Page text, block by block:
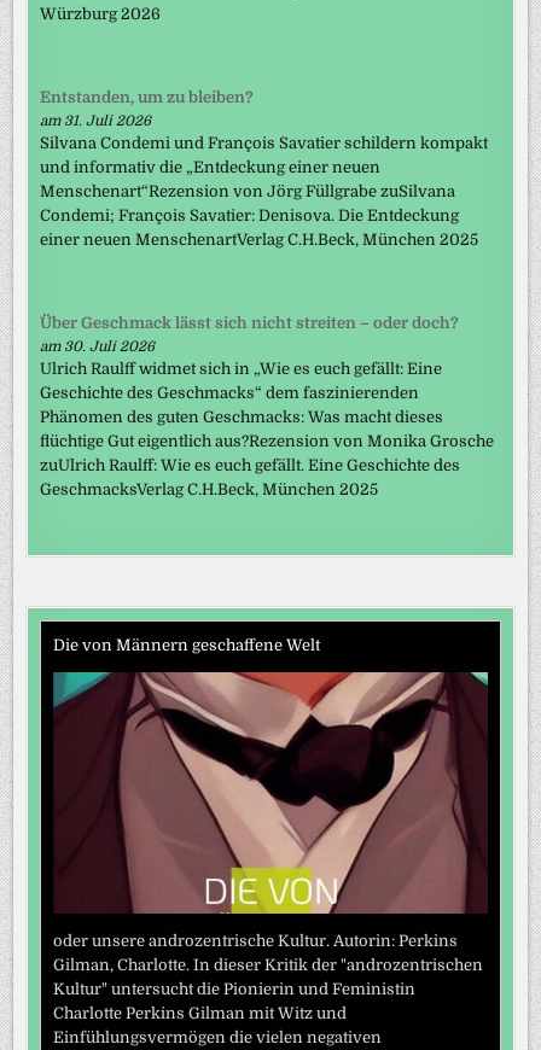
Würzburg 2026
Entstanden, um zu bleiben?
am 31. Juli 2026
Silvana Condemi und François Savatier schildern kompakt
und informativ die „Entdeckung einer neuen
Menschenart“Rezension von Jörg Füllgrabe zuSilvana
Condemi; François Savatier: Denisova. Die Entdeckung
einer neuen MenschenartVerlag C.H.Beck, München 2025
Über Geschmack lässt sich nicht streiten – oder doch?
am 30. Juli 2026
Ulrich Raulff widmet sich in „Wie es euch gefällt: Eine
Geschichte des Geschmacks“ dem faszinierenden
Phänomen des guten Geschmacks: Was macht dieses
flüchtige Gut eigentlich aus?Rezension von Monika Grosche
zuUlrich Raulff: Wie es euch gefällt. Eine Geschichte des
GeschmacksVerlag C.H.Beck, München 2025
Die von Männern geschaffene Welt
oder unsere androzentrische Kultur. Autorin: Perkins
Gilman, Charlotte. In dieser Kritik der "androzentrischen
Kultur" untersucht die Pionierin und Feministin
Charlotte Perkins Gilman mit Witz und
Einfühlungsvermögen die vielen negativen